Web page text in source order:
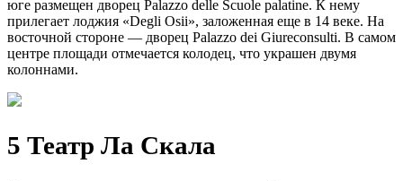
юге размещен дворец Palazzo delle Scuole palatine. К нему
прилегает лоджия «Degli Osii», заложенная еще в 14 веке. На
восточной стороне — дворец Palazzo dei Giureconsulti. В самом
центре площади отмечается колодец, что украшен двумя
колоннами.
5 Театр Ла Скала